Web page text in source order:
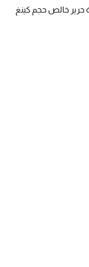
خالص حجم كينغ